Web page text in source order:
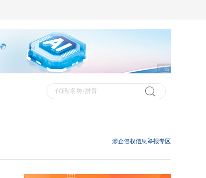
广告
涉企侵权信息举报专区